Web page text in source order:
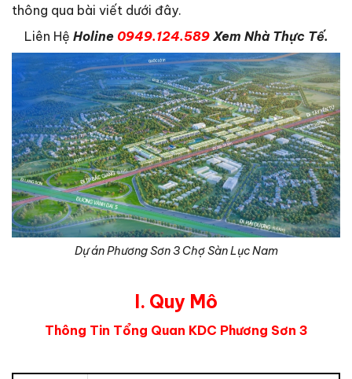
thông qua bài viết dưới đây.
Liên Hệ Holine 0949.124.589Xem Nhà Thực Tế.
Dự án Phương Sơn 3 Chợ Sàn Lục Nam
I. Quy Mô
Thông Tin Tổng Quan KDC Phương Sơn 3